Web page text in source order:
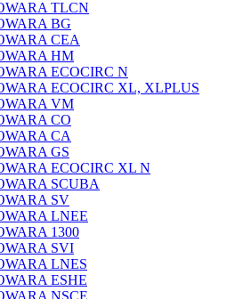
TLCN
BG
CEA
HM
ECOCIRC N
ECOCIRC XL, XLPLUS
VM
CO
CA
GS
ECOCIRC XL N
SCUBA
SV
LNEE
1300
SVI
LNES
ESHE
NSCE